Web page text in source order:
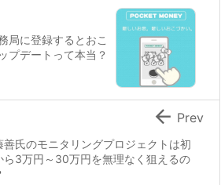
局に登録するとおこ
プデートって本当？
善氏のモニタリングプロジェクトは初
ら3万円～30万円を無理なく狙えるの
 Prev